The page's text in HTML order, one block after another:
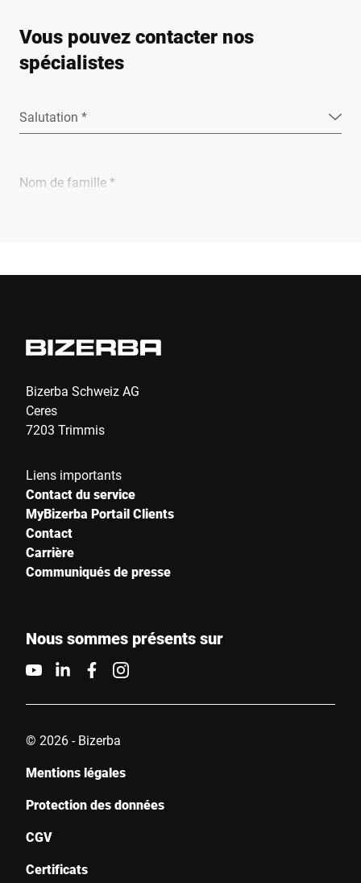
Vous pouvez contacter nos
spécialistes
Salutation *
Nom de famille *
Code postal *
Ville *
Votre demande *
Je confirme par la présente que j'accepte l'utilisation de mes
informations peuvent être trouvées dans le
Bizerba Schweiz AG
Ceres
7203 Trimmis
Liens importants
Contact du service
MyBizerba Portail Clients
Contact
Carrière
Communiqués de presse
Nous sommes présents sur
© 2026 - Bizerba
Mentions légales
Protection des données
CGV
Certificats